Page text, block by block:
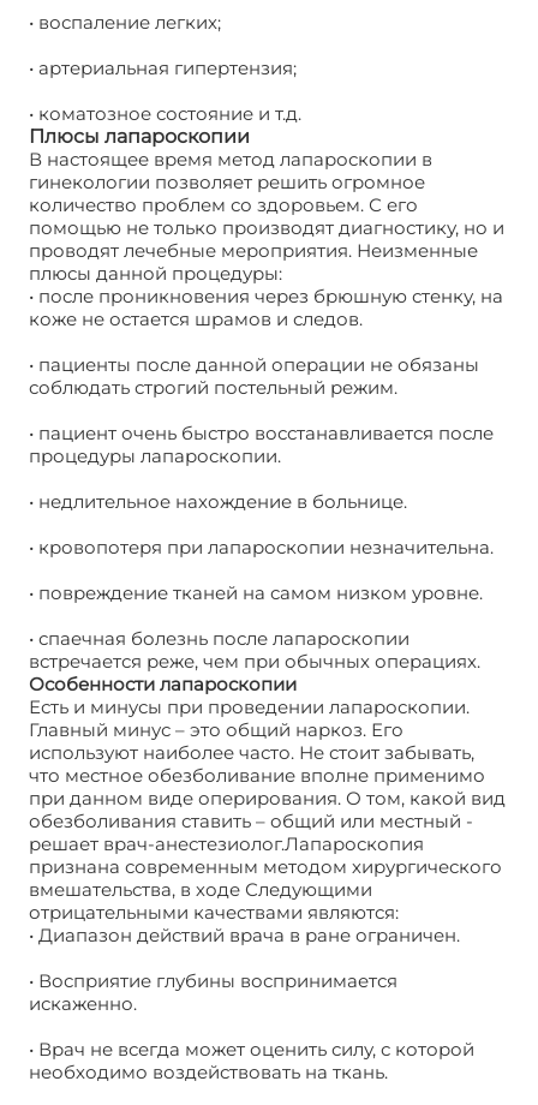
• воспаление легких;
• артериальная гипертензия;
• коматозное состояние и т.д.
Плюсы лапароскопии
В настоящее время метод лапароскопии в
гинекологии позволяет решить огромное
количество проблем со здоровьем. С его
помощью не только производят диагностику, но и
проводят лечебные мероприятия. Неизменные
плюсы данной процедуры:
• после проникновения через брюшную стенку, на
коже не остается шрамов и следов.
• пациенты после данной операции не обязаны
соблюдать строгий постельный режим.
• пациент очень быстро восстанавливается после
процедуры лапароскопии.
• недлительное нахождение в больнице.
• кровопотеря при лапароскопии незначительна.
• повреждение тканей на самом низком уровне.
• спаечная болезнь после лапароскопии
встречается реже, чем при обычных операциях.
Особенности лапароскопии
Есть и минусы при проведении лапароскопии.
Главный минус – это общий наркоз. Его
используют наиболее часто. Не стоит забывать,
что местное обезболивание вполне применимо
при данном виде оперирования. О том, какой вид
обезболивания ставить – общий или местный -
решает врач-анестезиолог.Лапароскопия
признана современным методом хирургического
вмешательства, в ходе Следующими
отрицательными качествами являются:
• Диапазон действий врача в ране ограничен.
• Восприятие глубины воспринимается
искаженно.
• Врач не всегда может оценить силу, с которой
необходимо воздействовать на ткань.